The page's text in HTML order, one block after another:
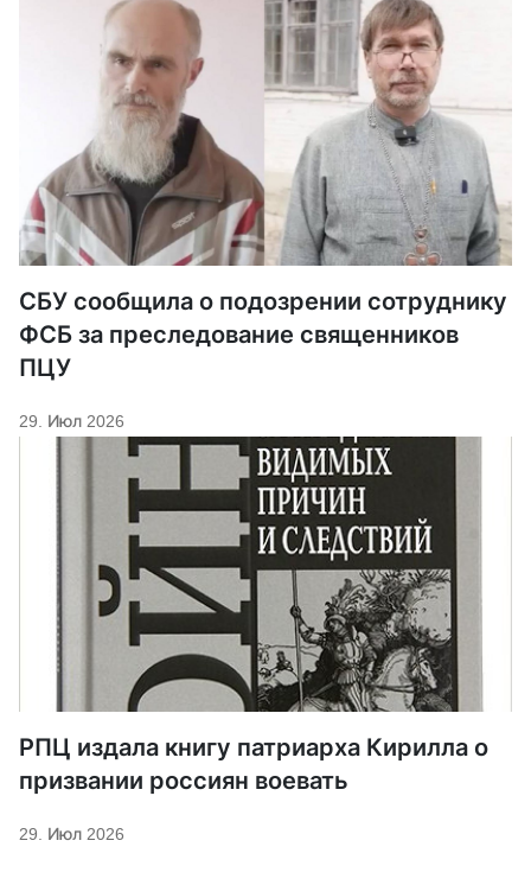
СБУ сообщила о подозрении сотруднику
ФСБ за преследование священников
ПЦУ
29. Июл 2026
РПЦ издала книгу патриарха Кирилла о
призвании россиян воевать
29. Июл 2026